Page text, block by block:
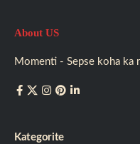
About US
Momenti - Sepse koha ka
Kategorite